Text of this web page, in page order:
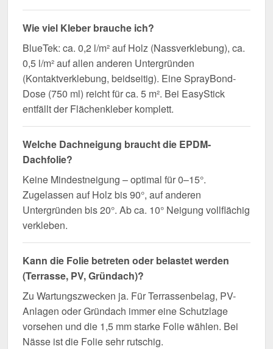
Wie viel Kleber brauche ich?
BlueTek: ca. 0,2 l/m² auf Holz (Nassverklebung), ca.
0,5 l/m² auf allen anderen Untergründen
(Kontaktverklebung, beidseitig). Eine SprayBond-
Dose (750 ml) reicht für ca. 5 m². Bei EasyStick
entfällt der Flächenkleber komplett.
Welche Dachneigung braucht die EPDM-
Dachfolie?
Keine Mindestneigung – optimal für 0–15°.
Zugelassen auf Holz bis 90°, auf anderen
Untergründen bis 20°. Ab ca. 10° Neigung vollflächig
verkleben.
Kann die Folie betreten oder belastet werden
(Terrasse, PV, Gründach)?
Zu Wartungszwecken ja. Für Terrassenbelag, PV-
Anlagen oder Gründach immer eine Schutzlage
vorsehen und die 1,5 mm starke Folie wählen. Bei
Nässe ist die Folie sehr rutschig.